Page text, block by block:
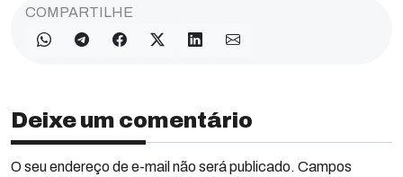
COMPARTILHE
Deixe um comentário
O seu endereço de e-mail não será publicado. Campos